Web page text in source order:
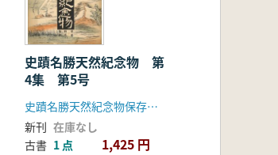
史蹟名勝天然紀念物 第
4集 第5号
史蹟名勝天然紀念物保存協會
新刊 在庫なし
古書 1 点 1,425 円